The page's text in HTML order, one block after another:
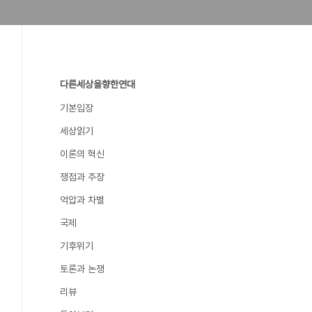
다른세상을향한연대
기본입장
세상읽기
이론의 혁신
쟁점과 주장
억압과 차별
국제
기후위기
토론과 논쟁
리뷰